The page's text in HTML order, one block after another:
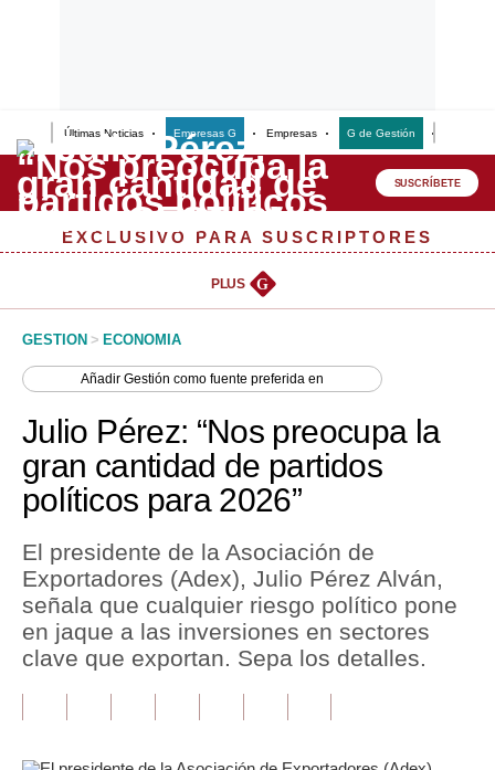
Últimas Noticias Empresas G Empresas G de Gestión
Lo último
Peru Quiosco
Management & Empleo
Perú
Política
Finanzas Personales
Inmobiliarias
Plus G
SUSCRÍBETE
EXCLUSIVO PARA SUSCRIPTORES
PLUS G
GESTION > ECONOMIA
AñadirGestión como fuente preferida en
Julio Pérez: “Nos preocupa la
gran cantidad de partidos
políticos para 2026”
El presidente de la Asociación de
Exportadores (Adex), Julio Pérez Alván,
señala que cualquier riesgo político pone
en jaque a las inversiones en sectores
clave que exportan. Sepa los detalles.